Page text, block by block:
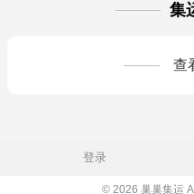
集
查
登录
© 2026 巢巢集运